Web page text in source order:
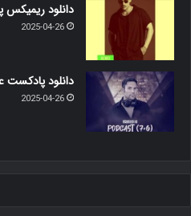
دانلود ریمیکس
2025-04-26
دانلود پادکست علیرضا
2025-04-26